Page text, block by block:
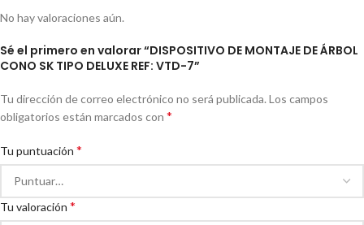
No hay valoraciones aún.
Sé el primero en valorar “DISPOSITIVO DE MONTAJE DE ÁRBOL
CONO SK TIPO DELUXE REF: VTD-7”
Tu dirección de correo electrónico no será publicada. Los campos
obligatorios están marcados con *
Tu puntuación *
Tu valoración *